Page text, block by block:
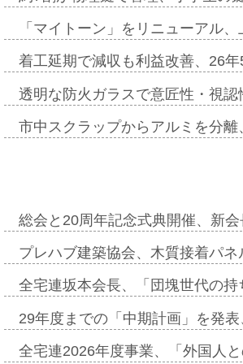
「マイトーン」をリニューアル
着工延期で減収も利益改善、26
透明な防火ガラスで意匠性・視
市中スクラップからアルミを分
総会と20周年記念式典開催、新
プレハブ建築協会、木質接着パ
全宅連坂本会長、「団塊世代の
29年度までの「中期計画」を発
全宅連2026年度事業、「外国人